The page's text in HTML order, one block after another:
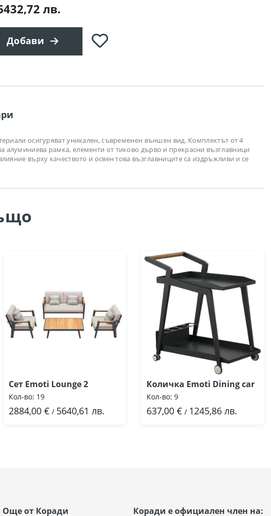
лв.
Добави
осигуряват уникален, съвременен външен вид. Комплектът от 4
алуминиева рамка, елементи от тиково дърво и прекрасни възглавници
върху качеството и освен това възглавниците са издръжливи и се
Сет Emoti Lounge 2
Кол-во: 19
2884,00 € / 5640,61 лв.
Добави
Количка Emoti Dining car
Кол-во: 9
637,00 € / 1245,86 лв.
Добави
Още от Коради Коради е официален член на: